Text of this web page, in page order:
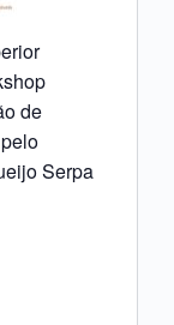
de
Serpa